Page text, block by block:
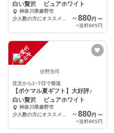
白い贅沢 ピュアホワイト
神奈川県秦野市
〜 880円 〜
+送料965円
注
文
受
付
停
止
中
佐野浩司
注文から1~7日で発送
【ポケマル夏ギフト】大好評♪
白い贅沢 ピュアホワイト
神奈川県秦野市
〜 880円 〜
+送料965円